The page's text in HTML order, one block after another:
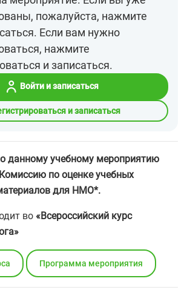
пожалуйста, нажмите
Если вам нужно
нажмите
и записаться.
Войти и записаться
и записаться
данному учебному мероприятию
по оценке учебных
для НМО*.
во «Всероссийский курс
Программа мероприятия